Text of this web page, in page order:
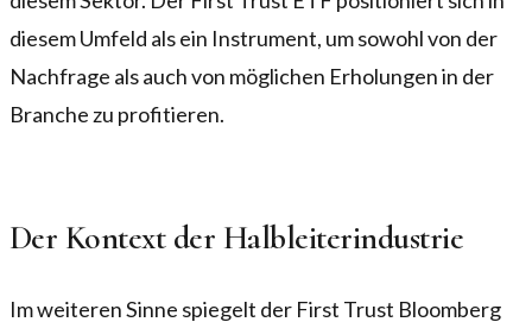
diesem Umfeld als ein Instrument, um sowohl von der
Nachfrage als auch von möglichen Erholungen in der
Branche zu profitieren.
Der Kontext der Halbleiterindustrie
Im weiteren Sinne spiegelt der First Trust Bloomberg